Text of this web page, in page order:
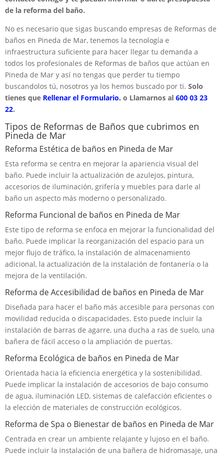
de la reforma del baño.
No es necesario que sigas buscando empresas de Reformas de
baños en Pineda de Mar, tenemos la tecnología e
infraestructura suficiente para hacer llegar tu demanda a
todos los profesionales de Reformas de baños que actúan en
Pineda de Mar y así no tengas que perder tu tiempo
buscandolos tú, nosotros ya los hemos buscado por ti. Solo
tienes que Rellenar el Formulario. o Llamarnos al 600 03 23
22.
Tipos de Reformas de Baños que cubrimos en
Pineda de Mar
Reforma Estética de baños en Pineda de Mar
Esta reforma se centra en mejorar la apariencia visual del
baño. Puede incluir la actualización de azulejos, pintura,
accesorios de iluminación, grifería y muebles para darle al
baño un aspecto más moderno o personalizado.
Reforma Funcional de baños en Pineda de Mar
Este tipo de reforma se enfoca en mejorar la funcionalidad del
baño. Puede implicar la reorganización del espacio para un
mejor flujo de tráfico, la instalación de almacenamiento
adicional, la actualización de la instalación de fontanería o la
mejora de la ventilación.
Reforma de Accesibilidad de baños en Pineda de Mar
Diseñada para hacer el baño más accesible para personas con
movilidad reducida o discapacidades. Esto puede incluir la
instalación de barras de agarre, una ducha a ras de suelo, una
bañera de fácil acceso o la ampliación de puertas.
Reforma Ecológica de baños en Pineda de Mar
Orientada hacia la eficiencia energética y la sostenibilidad.
Puede implicar la instalación de accesorios de bajo consumo
de agua, iluminación LED, sistemas de calefacción eficientes o
la elección de materiales de construcción ecológicos.
Reforma de Spa o Bienestar de baños en Pineda de Mar
Centrada en crear un ambiente relajante y lujoso en el baño.
Puede incluir la instalación de una bañera de hidromasaje, una